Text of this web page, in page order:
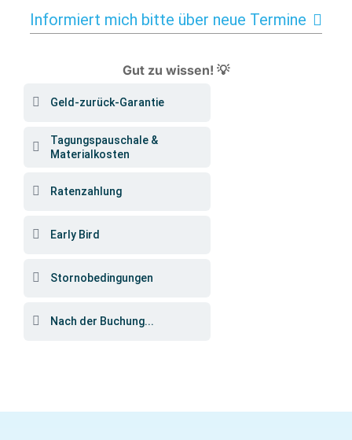
Informiert mich bitte über neue Termine
Gut zu wissen! 💡
Geld-zurück-Garantie
Tagungspauschale &
Materialkosten
Ratenzahlung
Early Bird
Stornobedingungen
Nach der Buchung...